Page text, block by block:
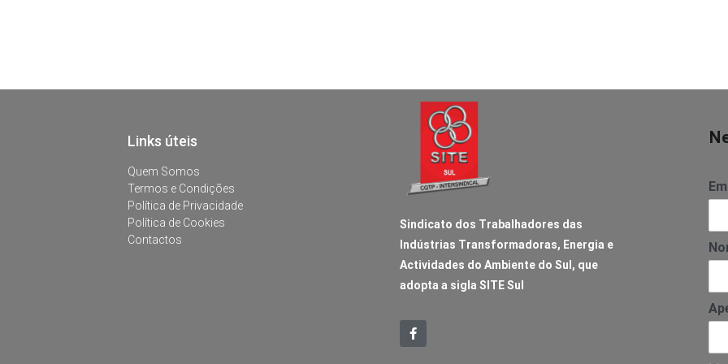
Links úteis
Quem Somos
Termos e Condições
Política de Privacidade
Política de Cookies
Contactos
Sindicato dos Trabalhadores das
Indústrias Transformadoras, Energia e
Actividades do Ambiente do Sul, que
adopta a sigla SITE Sul